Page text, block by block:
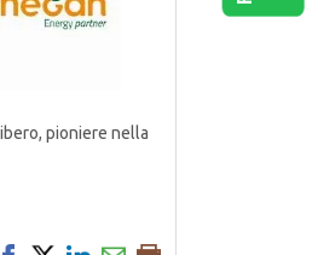
pioniere nella